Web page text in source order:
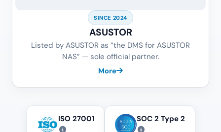
SINCE 2024
ASUSTOR
Listed by ASUSTOR as “the DMS for ASUSTOR
NAS” — sole official partner.
More
ISO 27001 SOC 2 Type 2